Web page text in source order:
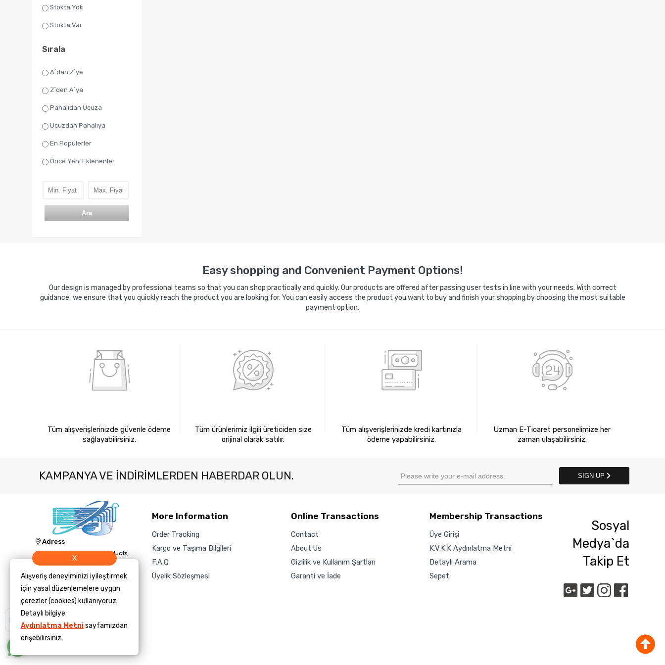
Stokta Yok
Stokta Var
Sırala
A`dan Z`ye
Z`den A`ya
Pahalıdan Ucuza
Ucuzdan Pahalıya
En Popülerler
Önce Yeni Eklenenler
Ara
Easy shopping and Convenient Payment Options!
Our design is managed by professional teams so that you can shop practically and quickly. Our products are offered after passing user tests in line with your needs. With correct
guidance, we ensure that you quickly reach the product you are looking for. You can easily access the product you want to buy and finish your shopping by choosing the most suitable
payment option.
Tüm alışverişlerinizde güvenle ödeme
sağlayabilirsiniz.
Tüm ürünlerimiz ilgili üreticiden size
orijinal olarak satılır.
Tüm alışverişlerinizde kredi kartınızla
ödeme yapabilirsiniz.
Uzman E-Ticaret personelimize her
zaman ulaşabilirsiniz.
KAMPANYA VE INDIRIMLERDEN HABERDAR OLUN. SIGN UP
Adress
Jacknology IT, Cleaning Products,
and Technology Sales and Supply
E-Mail
More Information
Order Tracking
Kargo ve Taşıma Bilgileri
F.A.Q
Üyelik Sözleşmesi
Online Transactions
Contact
About Us
Gizlilik ve Kullanım Şartları
Garanti ve İade
Membership Transactions
Üye Girişi
K.V.K.K Aydınlatma Metni
Detaylı Arama
Sepet
Sosyal
Medya`da
Takip Et
Size yardımcı
olmamızı ister
misiniz?
X
Alışveriş deneyiminizi iyileştirmek
için yasal düzenlemelere uygun
çerezler (cookies) kullanıyoruz.
Detaylı bilgiye
Aydınlatma Metnisayfamızdan
erişebilirsiniz.